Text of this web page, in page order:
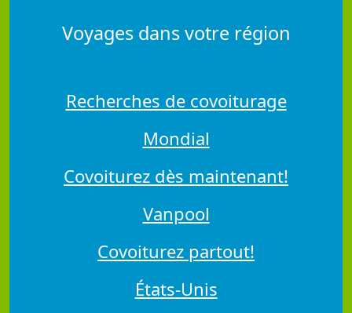
Voyages dans votre région
Recherches de covoiturage
Mondial
Covoiturez dès maintenant!
Vanpool
Covoiturez partout!
États-Unis